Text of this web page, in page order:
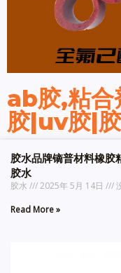
ab胶,粘合
胶|uv胶|
胶水品牌镝普材料橡胶
胶水
胶水 2025年 5月 14日
Read More »